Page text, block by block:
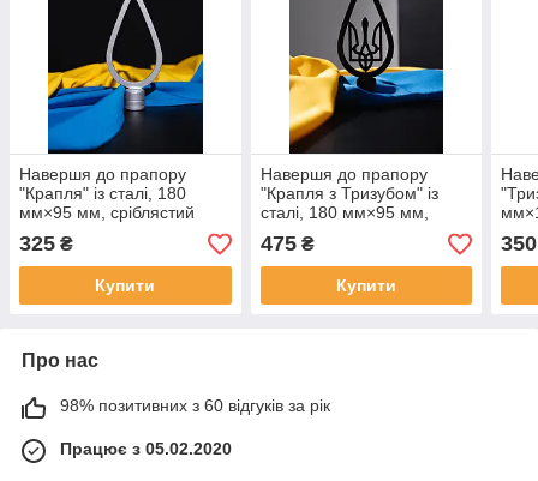
Навершя до прапору
"Крапля" із сталі, 180
мм×95 мм, сріблястий
325 ₴
Купити
Навершя до прапору
"Крапля з Тризубом" із
сталі, 180 мм×95 мм,
чорний
475₴
Купити
350
Про нас
98% позитивних з 60 відгуків за рік
Працює з 05.02.2020